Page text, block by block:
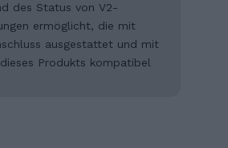
des Status von V2-
ermöglicht, die mit
ausgestattet und mit
Produkts kompatibel